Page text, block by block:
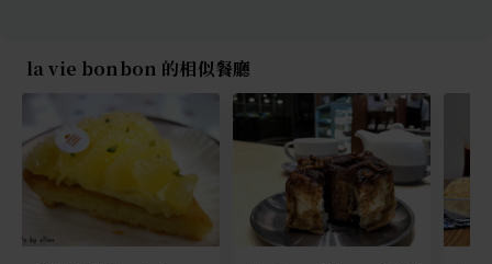
la vie bonbon 的相似餐廳